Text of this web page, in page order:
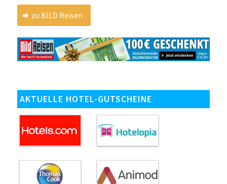
zu BILD Reisen
AKTUELLE HOTEL-GUTSCHEINE